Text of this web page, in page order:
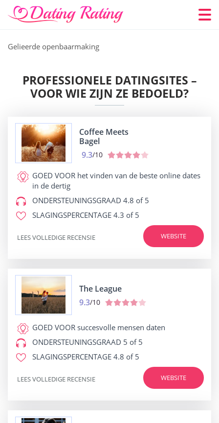
Gelieerde openbaarmaking
PROFESSIONELE DATINGSITES –
VOOR WIE ZIJN ZE BEDOELD?
Coffee Meets
Bagel
9.3/10
GOED VOOR het vinden van de beste online dates
in de dertig
ONDERSTEUNINGSGRAAD 4.8 of 5
SLAGINGSPERCENTAGE 4.3 of 5
WEBSITE
LEES VOLLEDIGE RECENSIE
The League
9.3/10
GOED VOOR succesvolle mensen daten
ONDERSTEUNINGSGRAAD 5 of 5
SLAGINGSPERCENTAGE 4.8 of 5
WEBSITE
LEES VOLLEDIGE RECENSIE